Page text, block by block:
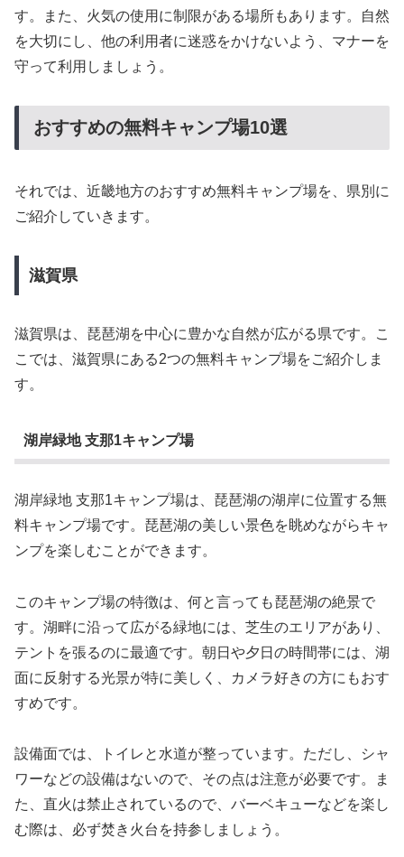
す。また、火気の使用に制限がある場所もあります。自然
を大切にし、他の利用者に迷惑をかけないよう、マナーを
守って利用しましょう。
おすすめの無料キャンプ場10選
それでは、近畿地方のおすすめ無料キャンプ場を、県別に
ご紹介していきます。
滋賀県
滋賀県は、琵琶湖を中心に豊かな自然が広がる県です。こ
こでは、滋賀県にある2つの無料キャンプ場をご紹介しま
す。
湖岸緑地 支那1キャンプ場
湖岸緑地 支那1キャンプ場は、琵琶湖の湖岸に位置する無
料キャンプ場です。琵琶湖の美しい景色を眺めながらキャ
ンプを楽しむことができます。
このキャンプ場の特徴は、何と言っても琵琶湖の絶景で
す。湖畔に沿って広がる緑地には、芝生のエリアがあり、
テントを張るのに最適です。朝日や夕日の時間帯には、湖
面に反射する光景が特に美しく、カメラ好きの方にもおす
すめです。
設備面では、トイレと水道が整っています。ただし、シャ
ワーなどの設備はないので、その点は注意が必要です。ま
た、直火は禁止されているので、バーベキューなどを楽し
む際は、必ず焚き火台を持参しましょう。